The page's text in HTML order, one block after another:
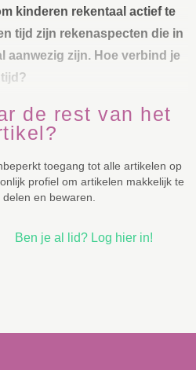
kinderen rekentaal actief te
tijd zijn rekenaspecten die in
aanwezig zijn. Hoe verbind je
de rest van het
toegang tot alle artikelen op
profiel om artikelen makkelijk te
en bewaren.
Ben je al lid? Log hier in!